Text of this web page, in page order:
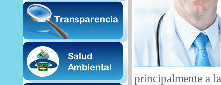
principalmente a